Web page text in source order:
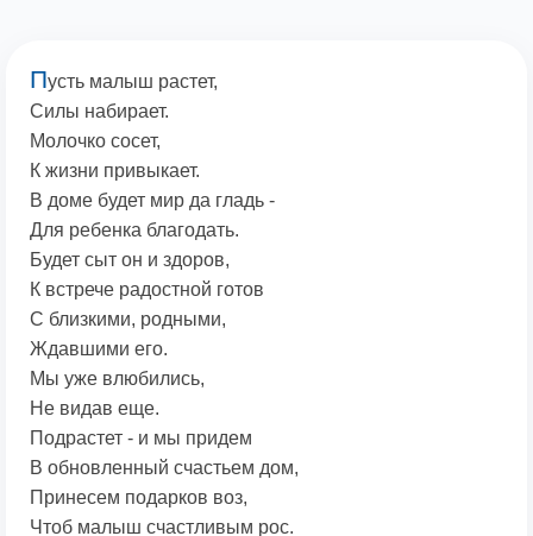
Пусть малыш растет,
Силы набирает.
Молочко сосет,
К жизни привыкает.
В доме будет мир да гладь -
Для ребенка благодать.
Будет сыт он и здоров,
К встрече радостной готов
С близкими, родными,
Ждавшими его.
Мы уже влюбились,
Не видав еще.
Подрастет - и мы придем
В обновленный счастьем дом,
Принесем подарков воз,
Чтоб малыш счастливым рос.